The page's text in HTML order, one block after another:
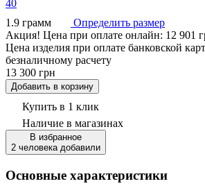
40
1.9 грамм
Определить размер
Акция! Цена при оплате онлайн: 12 901
Цена изделия при оплате банковской
безналичному расчету
13 300 грн
Добавить в корзину
Купить в 1 клик
Наличие в магазинах
В избранное
2 человека добавили
Основные характеристики